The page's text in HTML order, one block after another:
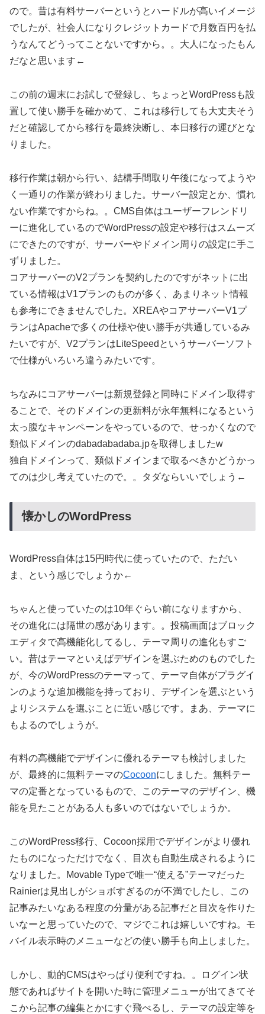
ので。昔は有料サーバーというとハードルが高いイメージ
でしたが、社会人になりクレジットカードで月数百円を払
うなんてどうってことないですから。。大人になったもん
だなと思います←
この前の週末にお試しで登録し、ちょっとWordPressも設
置して使い勝手を確かめて、これは移行しても大丈夫そう
だと確認してから移行を最終決断し、本日移行の運びとな
りました。
移行作業は朝から行い、結構手間取り午後になってようや
く一通りの作業が終わりました。サーバー設定とか、慣れ
ない作業ですからね。。CMS自体はユーザーフレンドリ
ーに進化しているのでWordPressの設定や移行はスムーズ
にできたのですが、サーバーやドメイン周りの設定に手こ
ずりました。
コアサーバーのV2プランを契約したのですがネットに出
ている情報はV1プランのものが多く、あまりネット情報
も参考にできませんでした。XREAやコアサーバーV1プ
ランはApacheで多くの仕様や使い勝手が共通しているみ
たいですが、V2プランはLiteSpeedというサーバーソフト
で仕様がいろいろ違うみたいです。
ちなみにコアサーバーは新規登録と同時にドメイン取得す
ることで、そのドメインの更新料が永年無料になるという
太っ腹なキャンペーンをやっているので、せっかくなので
類似ドメインのdabadabadaba.jpを取得しましたw
独自ドメインって、類似ドメインまで取るべきかどうかっ
てのは少し考えていたので。。タダならいいでしょう←
懐かしのWordPress
WordPress自体は15円時代に使っていたので、ただい
ま、という感じでしょうか←
ちゃんと使っていたのは10年ぐらい前になりますから、
その進化には隔世の感があります。。投稿画面はブロック
エディタで高機能化してるし、テーマ周りの進化もすご
い。昔はテーマといえばデザインを選ぶためのものでした
が、今のWordPressのテーマって、テーマ自体がプラグイ
ンのような追加機能を持っており、デザインを選ぶという
よりシステムを選ぶことに近い感じです。まあ、テーマに
もよるのでしょうが。
有料の高機能でデザインに優れるテーマも検討しました
が、最終的に無料テーマのCocoonにしました。無料テー
マの定番となっているもので、このテーマのデザイン、機
能を見たことがある人も多いのではないでしょうか。
このWordPress移行、Cocoon採用でデザインがより優れ
たものになっただけでなく、目次も自動生成されるように
なりました。Movable Typeで唯一“使える”テーマだった
Rainierは見出しがショボすぎるのが不満でしたし、この
記事みたいなある程度の分量がある記事だと目次を作りた
いなーと思っていたので、マジでこれは嬉しいですね。モ
バイル表示時のメニューなどの使い勝手も向上しました。
しかし、動的CMSはやっぱり便利ですね。。ログイン状
態であればサイトを開いた時に管理メニューが出てきてそ
こから記事の編集とかにすぐ飛べるし、テーマの設定等を